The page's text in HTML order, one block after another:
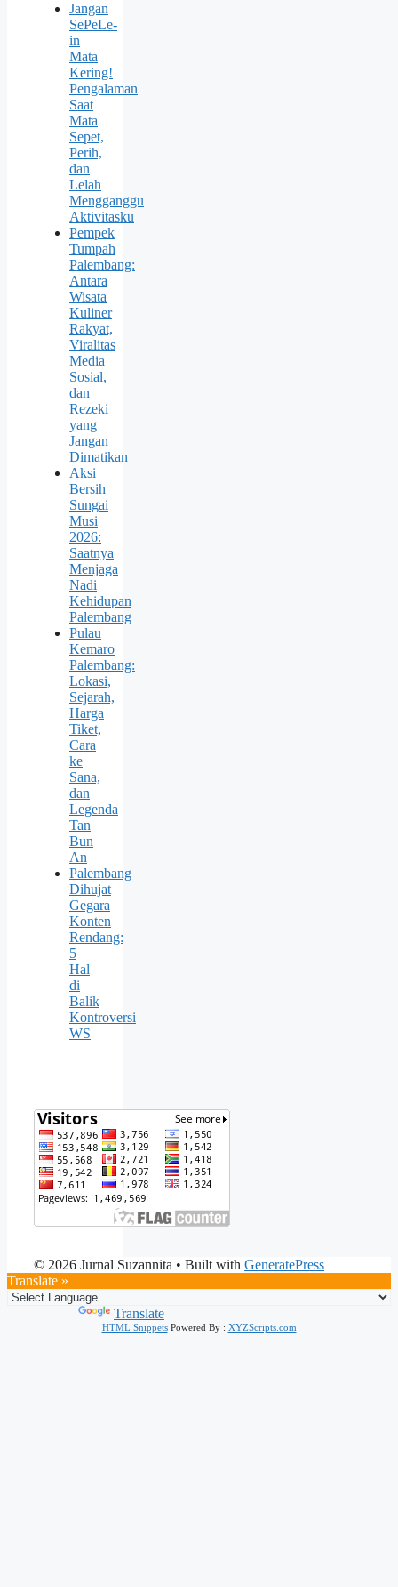
Jangan
SePeLe-
in
Mata
Kering!
Pengalaman
Saat
Mata
Sepet,
Perih,
dan
Lelah
Mengganggu
Aktivitasku
Pempek
Tumpah
Palembang:
Antara
Wisata
Kuliner
Rakyat,
Viralitas
Media
Sosial,
dan
Rezeki
yang
Jangan
Dimatikan
Aksi
Bersih
Sungai
Musi
2026:
Saatnya
Menjaga
Nadi
Kehidupan
Palembang
Pulau
Kemaro
Palembang:
Lokasi,
Sejarah,
Harga
Tiket,
Cara
ke
Sana,
dan
Legenda
Tan
Bun
An
Palembang
Dihujat
Gegara
Konten
Rendang:
5
Hal
di
Balik
Kontroversi
WS
© 2026 Jurnal Suzannita • Built with GeneratePress
Translate »
Translate
HTML SnippetsPowered By : XYZScripts.com